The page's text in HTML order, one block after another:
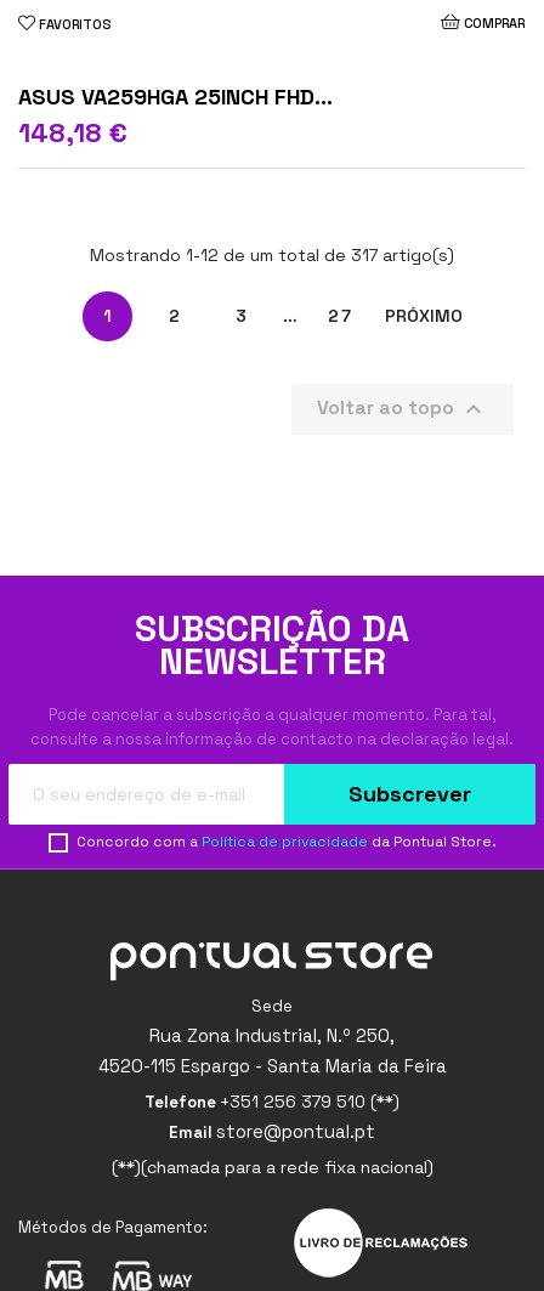
FAVORITOS COMPRAR
ASUS VA259HGA 25INCH FHD...
148,18 €
Mostrando 1-12 de um total de 317 artigo(s)
1 2 3 … 27 PRÓXIMO
Voltar ao topo 
SUBSCRIÇÃO DA
NEWSLETTER
Pode cancelar a subscrição a qualquer momento. Para tal,
consulte a nossa informação de contacto na declaração legal.
Subscrever
Concordo com a Política de privacidade da Pontual Store.
Sede
Rua Zona Industrial, N.º 250,
4520-115 Espargo - Santa Maria da Feira
Telefone +351 256 379 510 (**)
Email store@pontual.pt
(**)(chamada para a rede fixa nacional)
Métodos de Pagamento: